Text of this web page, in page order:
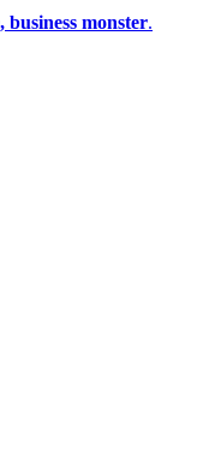
monster.